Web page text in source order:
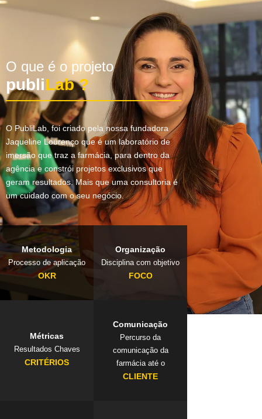
O que é o projeto
publiLab ?
O PubliLab, foi criado pela nossa fundadora
Jaqueline Lourenço que é um laboratório de
imersão que traz a farmácia, para dentro da
agência e constrói projetos exclusivos que
geram resultados. Mais que uma consultoria é
um cuidado com o seu negócio.
Metodologia
Processo de aplicação
OKR
Organização
Disciplina com objetivo
FOCO
Métricas
Resultados Chaves
CRITÉRIOS
Comunicação
Percurso da
comunicação da
farmácia até o
CLIENTE